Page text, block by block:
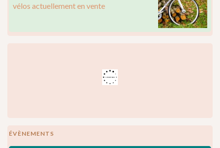
vélos actuellement en vente
ÉVÈNEMENTS